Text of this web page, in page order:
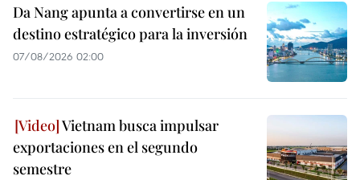
Da Nang apunta a convertirse en un
destino estratégico para la inversión
07/08/2026 02:00
Vietnam busca impulsar
exportaciones en el segundo
semestre